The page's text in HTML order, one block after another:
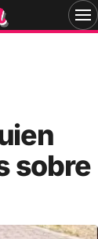
sobre